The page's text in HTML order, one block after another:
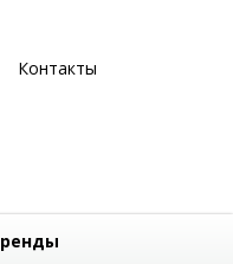
Контакты